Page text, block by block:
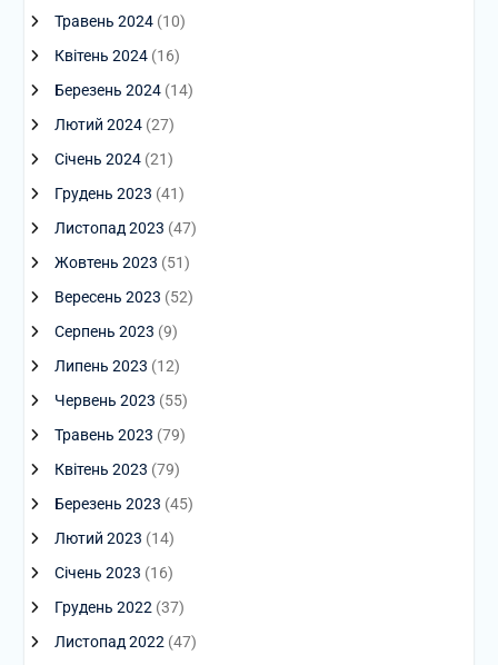
Травень 2024(10)
Квітень 2024(16)
Березень 2024(14)
Лютий 2024(27)
Січень 2024(21)
Грудень 2023 (41)
Листопад 2023 (47)
Жовтень 2023 (51)
Вересень 2023 (52)
Серпень 2023 (9)
Липень 2023 (12)
Червень 2023 (55)
Травень 2023 (79)
Квітень 2023 (79)
Березень 2023 (45)
Лютий 2023 (14)
Січень 2023 (16)
Грудень 2022 (37)
Листопад 2022 (47)